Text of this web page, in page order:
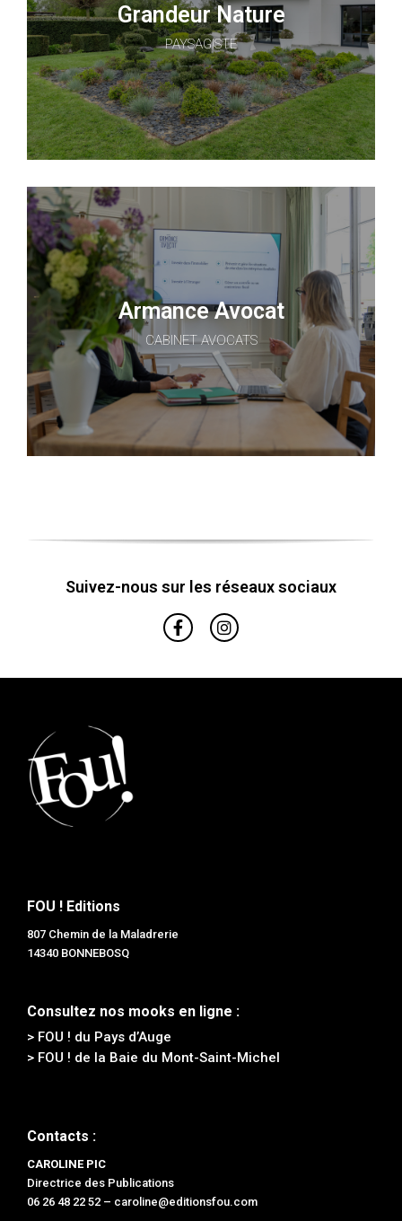
Grandeur Nature
PAYSAGISTE
Armance Avocat
CABINET AVOCATS
Suivez-nous sur les réseaux sociaux
FOU ! Editions
807 Chemin de la Maladrerie
14340 BONNEBOSQ
Consultez nos mooks en ligne :
> FOU ! du Pays d’Auge
> FOU ! de la Baie du Mont-Saint-Michel
Contacts :
CAROLINE PIC
Directrice des Publications
06 26 48 22 52 – caroline@editionsfou.com